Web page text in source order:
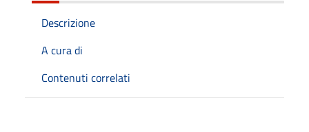
Descrizione
A cura di
Contenuti correlati